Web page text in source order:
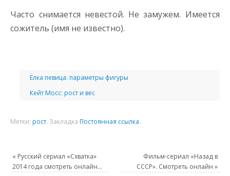
Часто снимается невестой. Не замужем. Имеется
сожитель (имя не известно).
Ёлка певица: параметры фигуры
Кейт Мосс: рост и вес
Метки: рост. Закладка Постоянная ссылка.
« Русский сериал «Схватка»
2014 года смотреть онлайн…
Фильм-сериал «Назад в
СССР». Смотреть онлайн »